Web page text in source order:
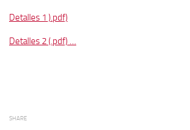
Detalles 1 ).pdf)
Detalles 2 (.pdf) …
SHARE